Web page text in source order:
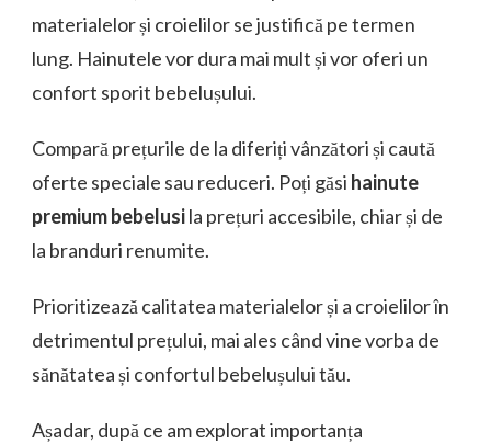
materialelor și croielilor se justifică pe termen
lung. Hainutele vor dura mai mult și vor oferi un
confort sporit bebelușului.
Compară prețurile de la diferiți vânzători și caută
oferte speciale sau reduceri. Poți găsi hainute
premium bebelusila prețuri accesibile, chiar și de
la branduri renumite.
Prioritizează calitatea materialelor și a croielilor în
detrimentul prețului, mai ales când vine vorba de
sănătatea și confortul bebelușului tău.
Așadar, după ce am explorat importanța